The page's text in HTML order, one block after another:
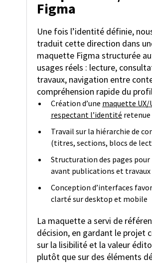
Figma
Une fois l’identité définie,
traduit cette direction dans
maquette Figma structurée
usages réels : lecture,
travaux, navigation entre
compréhension rapide du
Création d’une maquette UX/
respectant l’identité retenue
Travail sur la hiérarchie de
(titres, sections, blocs de
Structuration des pages
avant publications et travaux
Conception d’interfaces
clarté sur desktop et mobile
La maquette a servi de
décision, en gardant le projet
sur la lisibilité et la valeur
plutôt que sur des éléments